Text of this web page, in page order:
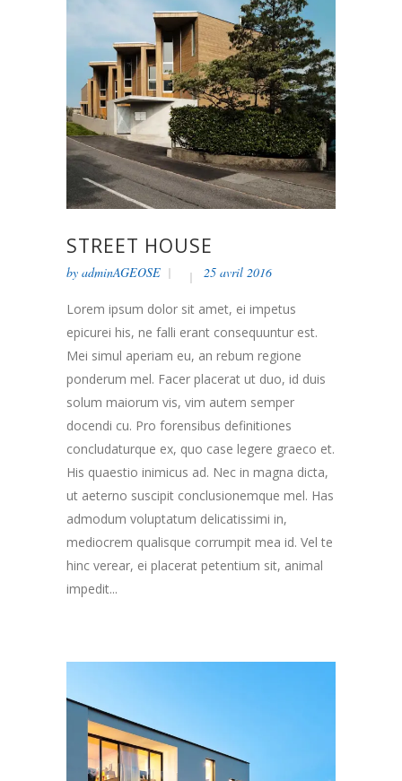
STREET HOUSE
by adminAGEOSE 25 avril 2016
Lorem ipsum dolor sit amet, ei impetus
epicurei his, ne falli erant consequuntur est.
Mei simul aperiam eu, an rebum regione
ponderum mel. Facer placerat ut duo, id duis
solum maiorum vis, vim autem semper
docendi cu. Pro forensibus definitiones
concludaturque ex, quo case legere graeco et.
His quaestio inimicus ad. Nec in magna dicta,
ut aeterno suscipit conclusionemque mel. Has
admodum voluptatum delicatissimi in,
mediocrem qualisque corrumpit mea id. Vel te
hinc verear, ei placerat petentium sit, animal
impedit...